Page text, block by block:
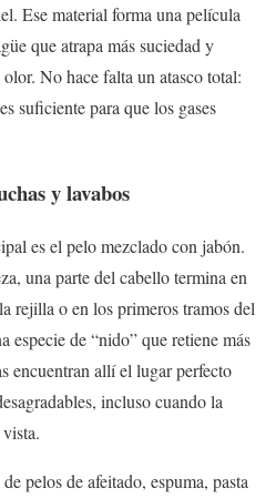
Ese material forma una película
que atrapa más suciedad y
No hace falta un atasco total:
suficiente para que los gases
y lavabos
es el pelo mezclado con jabón.
una parte del cabello termina en
rejilla o en los primeros tramos del
especie de “nido” que retiene más
encuentran allí el lugar perfecto
incluso cuando la
pelos de afeitado, espuma, pasta